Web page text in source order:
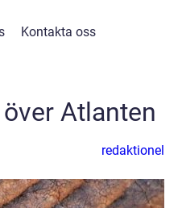
Kontakta oss
Atlanten
redaktionel